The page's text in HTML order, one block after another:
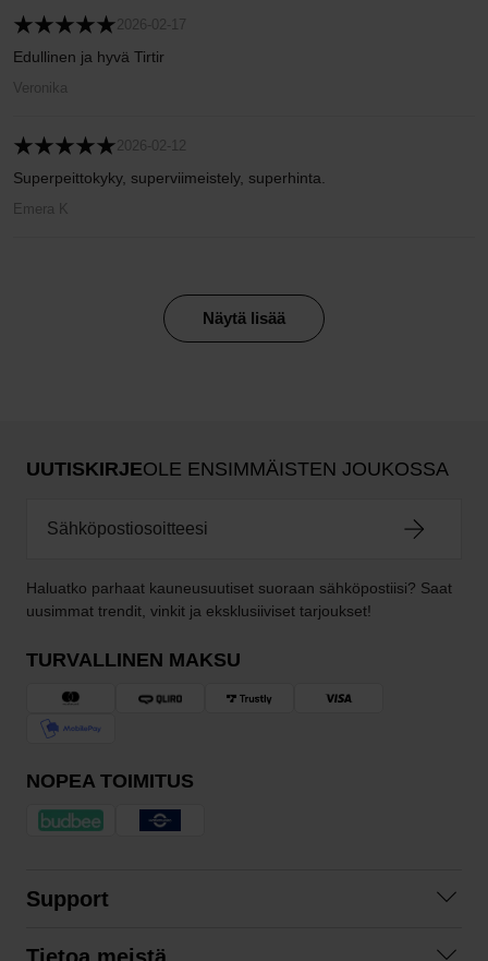
2026-02-17
Edullinen ja hyvä Tirtir
Veronika
2026-02-12
Superpeittokyky, superviimeistely, superhinta.
Emera K
Näytä lisää
UUTISKIRJEOLE ENSIMMÄISTEN JOUKOSSA
Haluatko parhaat kauneusuutiset suoraan sähköpostiisi? Saat
uusimmat trendit, vinkit ja eksklusiiviset tarjoukset!
TURVALLINEN MAKSU
NOPEA TOIMITUS
Support